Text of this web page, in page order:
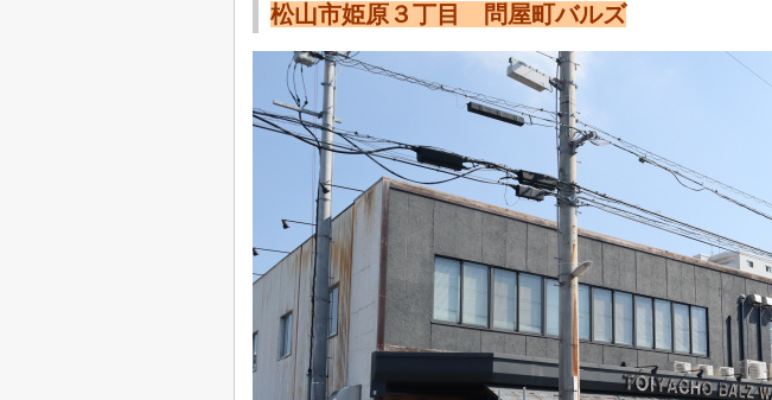
松山市姫原３丁目 問屋町バルズ